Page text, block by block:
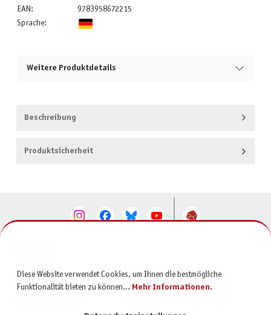
EAN:
9783958672215
Sprache:
Weitere Produktdetails
Beschreibung
Produktsicherheit
SERVICE
Diese Website verwendet Cookies, um Ihnen die bestmögliche
Funktionalität bieten zu können... Mehr Informationen.